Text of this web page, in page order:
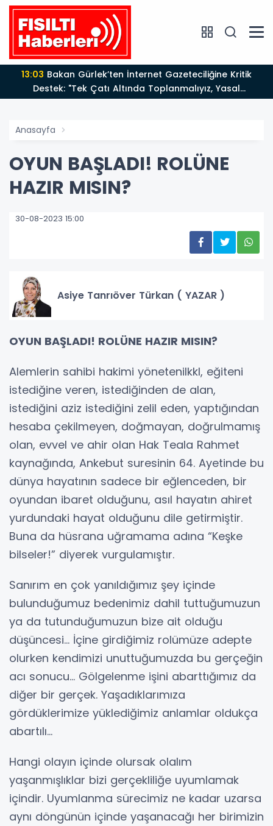
13:03
Destek: "Tek Çatı Altında Toplanmalıyız, Yasal
Düzenlemeye Hazırız"
Anasayfa
OYUN BAŞLADI! ROLÜNE
HAZIR MISIN?
30-08-2023 15:00
Asiye Tanrıöver Türkan ( YAZAR )
OYUN BAŞLADI! ROLÜNE HAZIR MISIN?
Alemlerin sahibi hakimi yönetenilkkl, eğiteni
istediğine veren, istediğinden de alan,
istediğini aziz istediğini zelil eden, yaptığından
hesaba çekilmeyen, doğmayan, doğrulmamış
olan, evvel ve ahir olan Hak Teala Rahmet
kaynağında, Ankebut suresinin 64. Ayetinde bu
dünya hayatının sadece bir eğlenceden, bir
oyundan ibaret olduğunu, asıl hayatın ahiret
yurdundaki hayat olduğunu dile getirmiştir.
Buna da hüsrana uğramama adına “Keşke
bilseler!” diyerek vurgulamıştır.
Sanırım en çok yanıldığımız şey içinde
bulunduğumuz bedenimiz dahil tuttuğumuzun
ya da tutunduğumuzun bize ait olduğu
düşüncesi... İçine girdiğimiz rolümüze adepte
olurken kendimizi unuttuğumuzda bu gerçeğin
acı sonucu... Gölgelenme işini abarttığımız da
diğer bir gerçek. Yaşadıklarımıza
gördüklerimize yüklediğimiz anlamlar oldukça
abartılı...
Hangi olayın içinde olursak olalım
yaşanmışlıklar bizi gerçekliliğe uyumlamak
içindir. Uyumlanma sürecimiz ne kadar uzarsa
aynı döngünün içinde yaşanacağı her birimizin